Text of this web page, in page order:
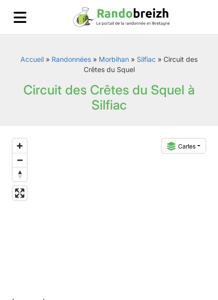
Accueil » Randonnées » Morbihan » Silfiac » Circuit des
Crêtes du Squel
Circuit des Crêtes du Squel à
Silfiac
Cartes